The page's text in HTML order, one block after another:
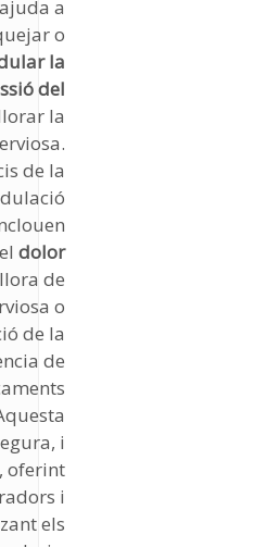
a
o
la
del
la
de la
dolor
de
o
de la
de
i
oferint
i
els